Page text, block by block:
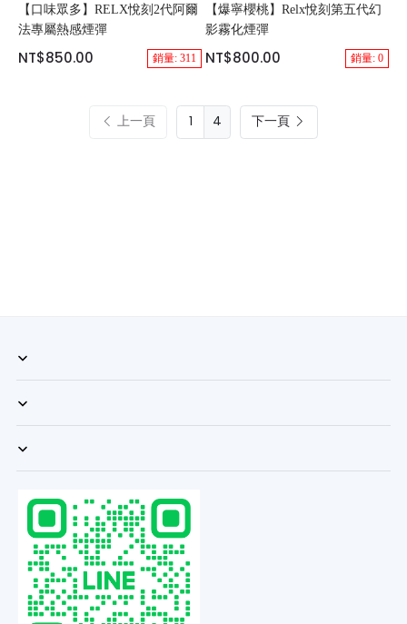
【口味眾多】RELX悅刻2代阿爾
法專屬熱感煙彈
NT$850.00 銷量: 311
【爆寧櫻桃】Relx悅刻第五代幻
影霧化煙彈
NT$800.00 銷量: 0
上一頁 4 下一頁